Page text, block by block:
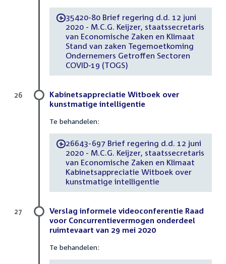
-35420-80 Brief regering d.d. 12 juni
2020 - M.C.G. Keijzer, staatssecretaris
van Economische Zaken en Klimaat
Stand van zaken Tegemoetkoming
Ondernemers Getroffen Sectoren
COVID-19 (TOGS)
Kabinetsappreciatie Witboek over
kunstmatige intelligentie
Te behandelen:
-26643-697 Brief regering d.d. 12 juni
2020 - M.C.G. Keijzer, staatssecretaris
van Economische Zaken en Klimaat
Kabinetsappreciatie Witboek over
kunstmatige intelligentie
26
Verslag informele videoconferentie Raad
voor Concurrentievermogen onderdeel
ruimtevaart van 29 mei 2020
Te behandelen:
27